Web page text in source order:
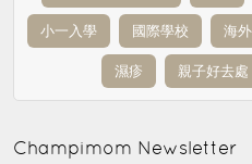
小一入學 國際學校 海
濕疹 親子好去處
Champimom Newsletter